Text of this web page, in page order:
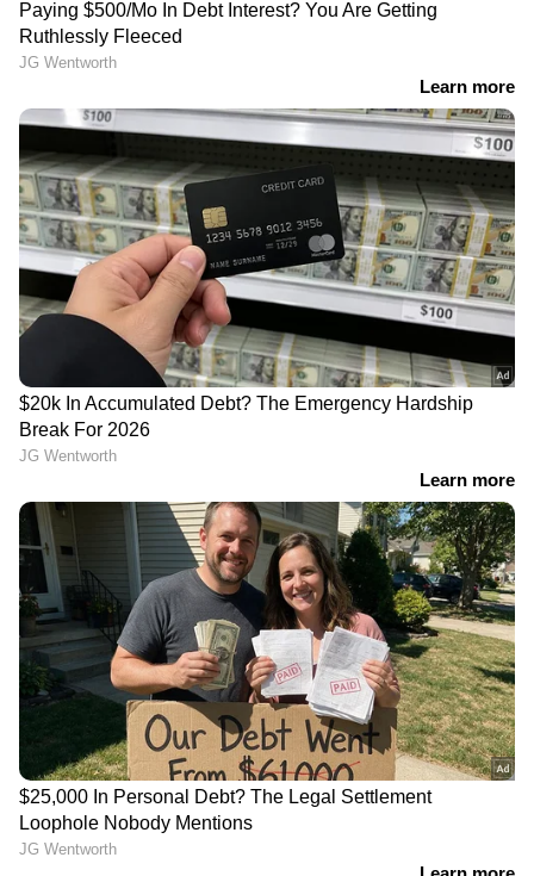
കോളിളക്കം സൃഷ്ടിച്ച
ഹണിമൂൺ കൊലപാതകം:
പ്രതിയായ ഭാര്യയ്ക്ക്
ജാമ്യത്തിൽ തുടരാമെന്ന്
സുപ്രീംകോടതി
ലിസ്റ്റിൽ, എങ്ങനെ
വിശ്വസിച്ച് വാങ്ങും? രഹസ്യ
കേന്ദ്രത്തിലെത്തിച്ച്
എക്സപയറി ഡേറ്റ് മാറ്റി
പിടിയിൽ
യുവാവിനൊപ്പം ഹോട്ടലിൽ
മുറിയെടുത്തു,
സുഹൃത്തുമായുള്ള
വീഡിയോകോളിനിടെ
ജീവനൊടുക്കി യുവതി;
സംഭവം ഹൈദരാബാദിൽ
'ആർക്കും സംശയം ഒന്നും
ഇല്ലല്ലോ അല്ലേ.....?' മാസം
ലക്ഷങ്ങളുടെ വരുമാനം,
വാട്സാപ് വഴി ഓർഡർ
എടുക്കും, സ്പീഡ് പോസ്റ്റ്
LATEST VIDEOS
ഷിജിനെ കാത്ത് കണ്ണീരോടെ